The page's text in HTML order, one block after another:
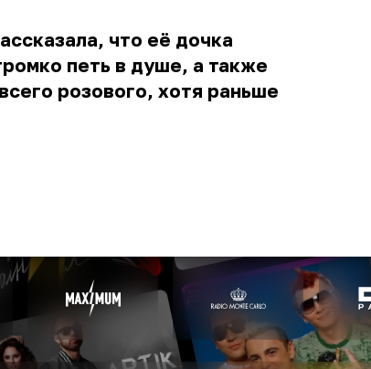
что её дочка
петь в душе, а также
розового, хотя раньше